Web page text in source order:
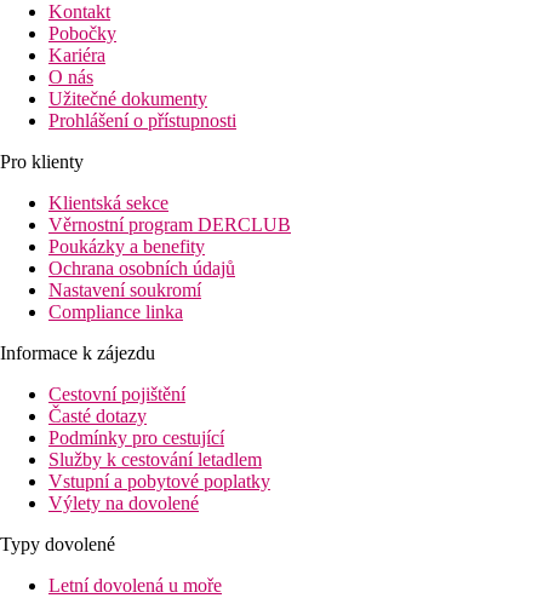
Kontakt
Pobočky
Kariéra
O nás
Užitečné dokumenty
Prohlášení o přístupnosti
Pro klienty
Klientská sekce
Věrnostní program DERCLUB
Poukázky a benefity
Ochrana osobních údajů
Nastavení soukromí
Compliance linka
Informace k zájezdu
Cestovní pojištění
Časté dotazy
Podmínky pro cestující
Služby k cestování letadlem
Vstupní a pobytové poplatky
Výlety na dovolené
Typy dovolené
Letní dovolená u moře